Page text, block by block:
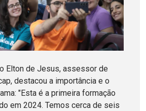
Elton de Jesus, assessor de
destacou a importância e o
"Esta é a primeira formação
em 2024. Temos cerca de seis